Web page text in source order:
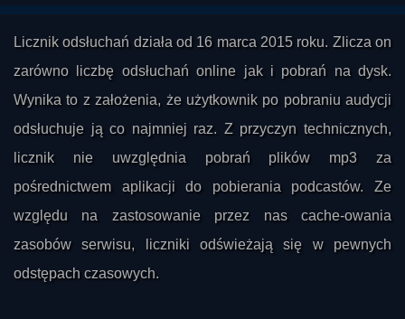
Licznik odsłuchań działa od 16 marca 2015 roku. Zlicza on
zarówno liczbę odsłuchań online jak i pobrań na dysk.
Wynika to z założenia, że użytkownik po pobraniu audycji
odsłuchuje ją co najmniej raz. Z przyczyn technicznych,
licznik nie uwzględnia pobrań plików mp3 za
pośrednictwem aplikacji do pobierania podcastów. Ze
względu na zastosowanie przez nas cache-owania
zasobów serwisu, liczniki odświeżają się w pewnych
odstępach czasowych.